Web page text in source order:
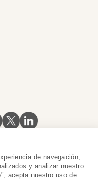
de Singapur
|
de navegación,
y analizar nuestro
acepta nuestro uso de